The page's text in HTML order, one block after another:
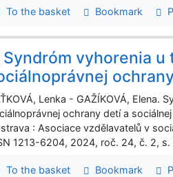
To the basket Bookmark
Syndróm vyhorenia
Lenka - GAŽÍKOVÁ, Elena.
ochrany detí a
: Asociace vzdělavatelů v
1213-6204, 2024, roč. 24, č. 2,
To the basket Bookmark